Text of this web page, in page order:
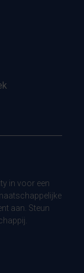
in voor een
aan. Steun